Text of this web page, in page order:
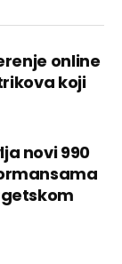
online
koji
novi 990